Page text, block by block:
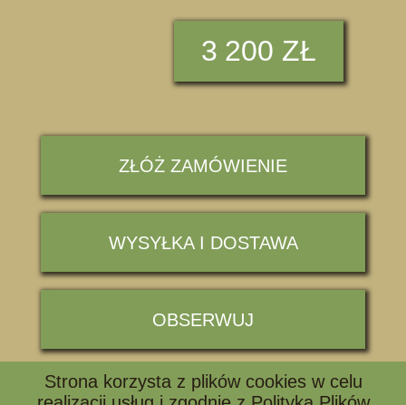
3 200 ZŁ
ZŁÓŻ ZAMÓWIENIE
WYSYŁKA I DOSTAWA
OBSERWUJ
📞 ZADZWOŃ I ZAPYTAJ
Strona korzysta z plików cookies w celu